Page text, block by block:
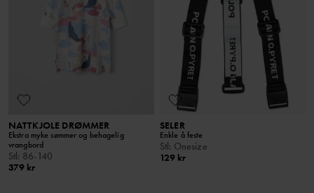
NATTKJOLE DRØMMER
Ekstra myke sømmer og behagelig
vrangbord
Stl: 86-140
379 kr
SELER
Enkle å feste
Stl: Onesize
129 kr